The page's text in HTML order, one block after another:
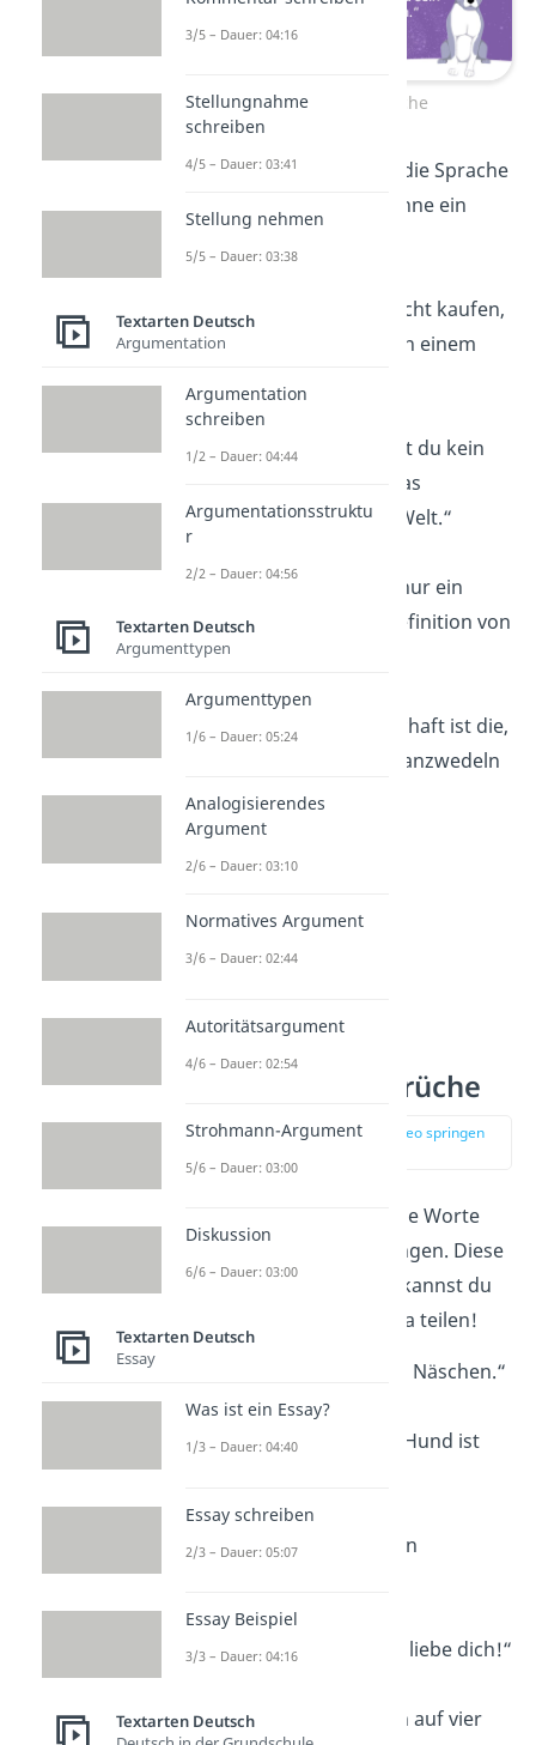
Hundesprüche
„Ein Hund versteht die Sprache
der Freundschaft ohne ein
„Treue kann man nicht kaufen,
aber man kann sie in einem
„Für einen Hund bist du kein
Mensch, sondern das
Wichtigste auf der Welt.“
„Ein Hund ist nicht nur ein
Freund, er ist die Definition von
Treue.“
„Die beste Freundschaft ist die,
die mit einem Schwanzwedeln
beginnt.“
Kurze Hundesprüche
zur Stelle im Video springen
Manchmal sagen wenige Worte
mehr als lange Erklärungen. Diese
kurzen Hundesprüche
kannst du
optimal auf Social Media teilen!
„Liebe ist ein nasses Näschen.“
„Pfoten weg — der Hund ist
„Treu bis zum letzten
„Wuff bedeutet: Ich liebe dich!“
„Hunde sind Herzen auf vier
3/5 – Dauer: 04:16
Stellungnahme
schreiben
4/5 – Dauer: 03:41
Stellung nehmen
5/5 – Dauer: 03:38
Textarten Deutsch
Argumentation
Argumentation
schreiben
1/2 – Dauer: 04:44
Argumentationsstruktu
r
2/2 – Dauer: 04:56
Textarten Deutsch
Argumenttypen
Argumenttypen
1/6 – Dauer: 05:24
Analogisierendes
Argument
2/6 – Dauer: 03:10
Normatives Argument
3/6 – Dauer: 02:44
Autoritätsargument
4/6 – Dauer: 02:54
Strohmann-Argument
5/6 – Dauer: 03:00
Diskussion
6/6 – Dauer: 03:00
Textarten Deutsch
Essay
Was ist ein Essay?
1/3 – Dauer: 04:40
Essay schreiben
2/3 – Dauer: 05:07
Essay Beispiel
3/3 – Dauer: 04:16
Textarten Deutsch